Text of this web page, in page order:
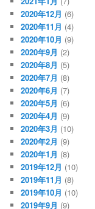
2020年12月 (6)
2020年11月 (4)
2020年10月 (9)
2020年9月 (2)
2020年8月 (5)
2020年7月 (8)
2020年6月 (7)
2020年5月 (6)
2020年4月 (9)
2020年3月 (10)
2020年2月 (9)
2020年1月 (8)
2019年12月 (10)
2019年11月 (8)
2019年10月 (10)
2019年9月 (9)